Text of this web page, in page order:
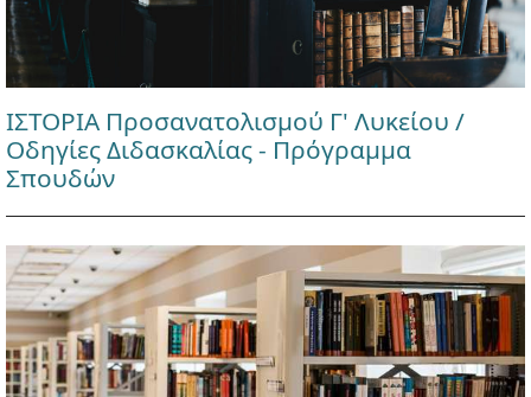
ΙΣΤΟΡΙΑ Προσανατολισμού Γ' Λυκείου /
Οδηγίες Διδασκαλίας - Πρόγραμμα
Σπουδών